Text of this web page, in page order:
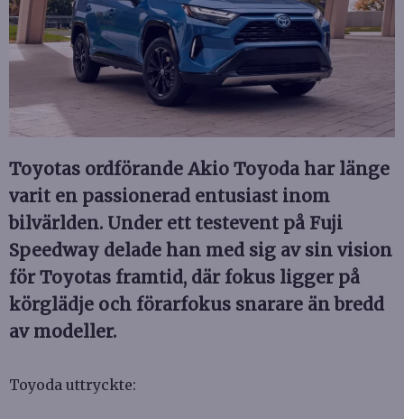
Toyotas ordförande Akio Toyoda har länge
varit en passionerad entusiast inom
bilvärlden. Under ett testevent på Fuji
Speedway delade han med sig av sin vision
för Toyotas framtid, där fokus ligger på
körglädje och förarfokus snarare än bredd
av modeller.
Toyoda uttryckte: